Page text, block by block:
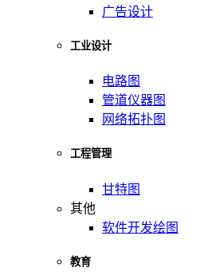
广告设计
工业设计
电路图
管道仪器图
网络拓扑图
工程管理
甘特图
其他
软件开发绘图
教育